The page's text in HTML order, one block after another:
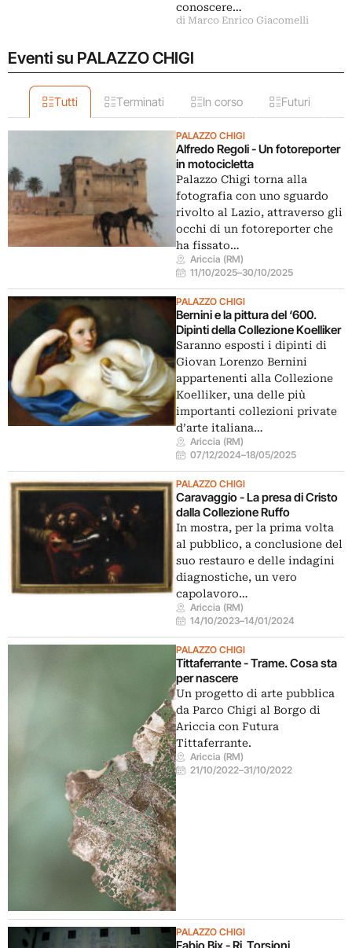
conoscere…
di Marco Enrico Giacomelli
Eventi su PALAZZO CHIGI
Tutti Terminati In corso Futuri
PALAZZO CHIGI
Alfredo Regoli - Un fotoreporter
in motocicletta
Palazzo Chigi torna alla
fotografia con uno sguardo
rivolto al Lazio, attraverso gli
occhi di un fotoreporter che
ha fissato…
Ariccia (RM)
11/10/2025–30/10/2025
PALAZZO CHIGI
Bernini e la pittura del ‘600.
Dipinti della Collezione Koelliker
Saranno esposti i dipinti di
Giovan Lorenzo Bernini
appartenenti alla Collezione
Koelliker, una delle più
importanti collezioni private
d’arte italiana…
Ariccia (RM)
07/12/2024–18/05/2025
PALAZZO CHIGI
Caravaggio - La presa di Cristo
dalla Collezione Ruffo
In mostra, per la prima volta
al pubblico, a conclusione del
suo restauro e delle indagini
diagnostiche, un vero
capolavoro…
Ariccia (RM)
14/10/2023–14/01/2024
PALAZZO CHIGI
Tittaferrante - Trame. Cosa sta
per nascere
Un progetto di arte pubblica
da Parco Chigi al Borgo di
Ariccia con Futura
Tittaferrante.
Ariccia (RM)
21/10/2022–31/10/2022
PALAZZO CHIGI